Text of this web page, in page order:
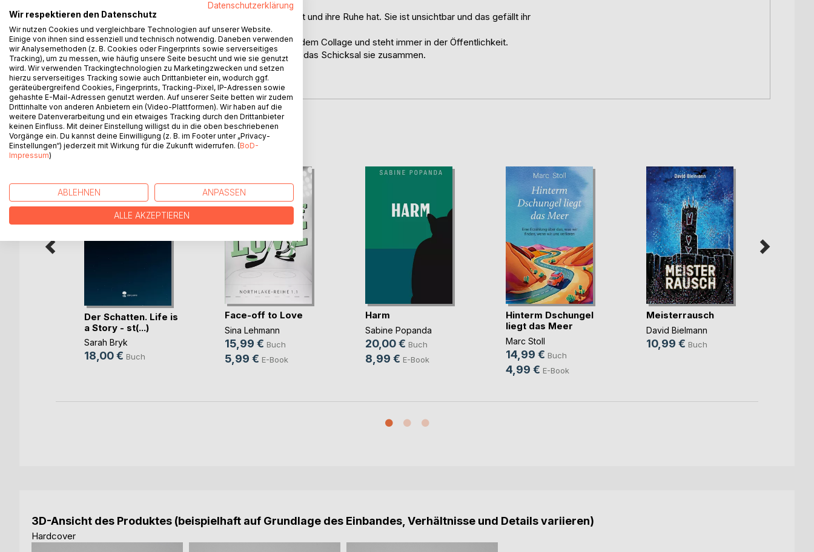
Bella ist das Mädchen, welches einfach gerne Bücher liest und ihre Ruhe hat. Sie ist unsichtbar und das gefällt ihr
so.
Noah ist das genaue Gegenteil von ihr. Er ist Berühmt auf dem Collage und steht immer in der Öffentlichkeit.
Beide könnten nicht unterschiedlicher sein, dennoch führt das Schicksal sie zusammen.
Doch das Leben spielt manchmal anders als man denkt.
WEITERE TITEL BEIBoD
Der Schatten. Life is
a Story - st(...)
Sarah Bryk
18,00 € Buch
Face-off to Love
Sina Lehmann
15,99 € Buch
5,99 € E-Book
Harm
Sabine Popanda
20,00 € Buch
8,99 € E-Book
Hinterm Dschungel
liegt das Meer
Marc Stoll
14,99 € Buch
4,99 € E-Book
Meisterrausch
David Bielmann
10,99 € Buch
3D-Ansicht des Produktes (beispielhaft auf Grundlage des Einbandes, Verhältnisse und Details variieren)
Hardcover
Datenschutzerklärung
Wir respektieren den Datenschutz
Wir nutzen Cookies und vergleichbare Technologien auf unserer Website.
Einige von ihnen sind essenziell und technisch notwendig. Daneben verwenden
wir Analysemethoden (z. B. Cookies oder Fingerprints sowie serverseitiges
Tracking), um zu messen, wie häufig unsere Seite besucht und wie sie genutzt
wird. Wir verwenden Trackingtechnologien zu Marketingzwecken und setzen
hierzu serverseitiges Tracking sowie auch Drittanbieter ein, wodurch ggf.
geräteübergreifend Cookies, Fingerprints, Tracking-Pixel, IP-Adressen sowie
gehashte E-Mail-Adressen genutzt werden. Auf unserer Seite betten wir zudem
Drittinhalte von anderen Anbietern ein (Video-Plattformen). Wir haben auf die
weitere Datenverarbeitung und ein etwaiges Tracking durch den Drittanbieter
keinen Einfluss. Mit deiner Einstellung willigst du in die oben beschriebenen
Vorgänge ein. Du kannst deine Einwilligung (z. B. im Footer unter „Privacy-
Einstellungen“) jederzeit mit Wirkung für die Zukunft widerrufen. (BoD-
Impressum)
ABLEHNEN ANPASSEN
ALLE AKZEPTIEREN